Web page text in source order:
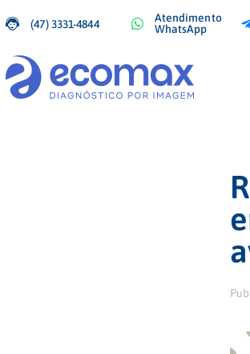
(47) 3331-4844
Atendimento
WhatsApp